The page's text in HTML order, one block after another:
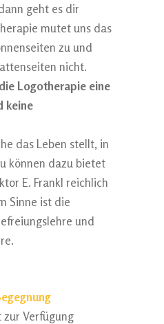
geht es dir
mutet uns das
zu und
nicht.
Logotherapie eine
keine
das Leben stellt, in
können dazu bietet
E. Frankl reichlich
Sinne ist die
und
Verfügung